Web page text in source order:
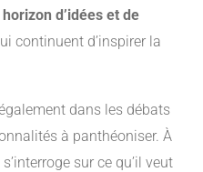
horizon d’idées et de
continuent d’inspirer la
dans les débats
à panthéoniser. À
sur ce qu’il veut